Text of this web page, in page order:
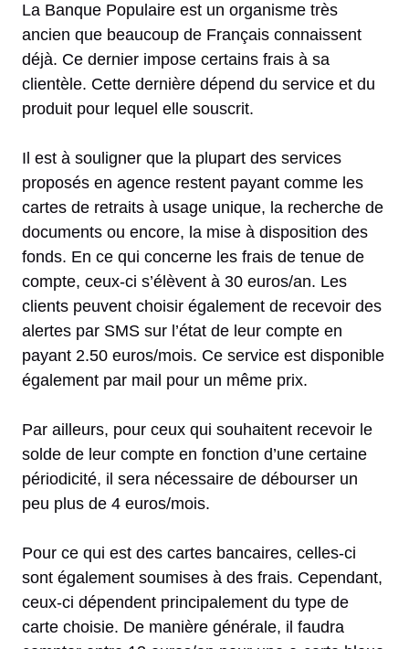
La Banque Populaire est un organisme très
ancien que beaucoup de Français connaissent
déjà. Ce dernier impose certains frais à sa
clientèle. Cette dernière dépend du service et du
produit pour lequel elle souscrit.
Il est à souligner que la plupart des services
proposés en agence restent payant comme les
cartes de retraits à usage unique, la recherche de
documents ou encore, la mise à disposition des
fonds. En ce qui concerne les frais de tenue de
compte, ceux-ci s’élèvent à 30 euros/an. Les
clients peuvent choisir également de recevoir des
alertes par SMS sur l’état de leur compte en
payant 2.50 euros/mois. Ce service est disponible
également par mail pour un même prix.
Par ailleurs, pour ceux qui souhaitent recevoir le
solde de leur compte en fonction d’une certaine
périodicité, il sera nécessaire de débourser un
peu plus de 4 euros/mois.
Pour ce qui est des cartes bancaires, celles-ci
sont également soumises à des frais. Cependant,
ceux-ci dépendent principalement du type de
carte choisie. De manière générale, il faudra